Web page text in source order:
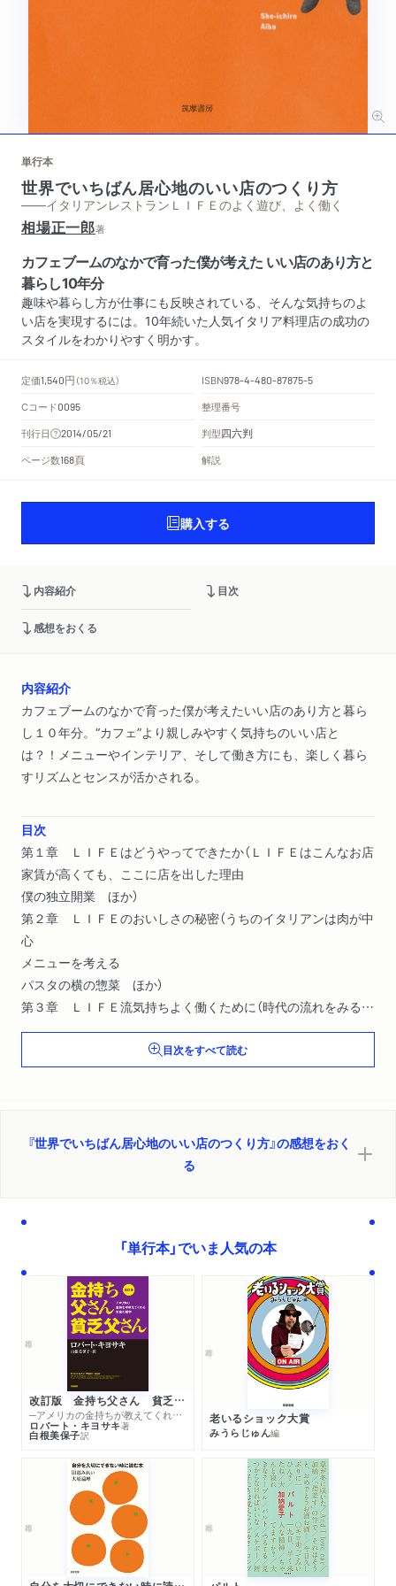
単行本
世界でいちばん居心地のいい店のつくり方
——イタリアンレストランＬＩＦＥのよく遊び、よく働く
相場正一郎著
カフェブームのなかで育った僕が考えた いい店のあり方と
暮らし10年分
趣味や暮らし方が仕事にも反映されている、そんな気持ちのよ
い店を実現するには。10年続いた人気イタリア料理店の成功の
スタイルをわかりやすく明かす。
定価1,540円 （10％税込） ISBN978-4-480-87875-5
Cコード0095
整理番号
刊行日
2014/05/21 判型四六判
ページ数168頁 解説
購入する
内容紹介 目次
感想をおくる
内容紹介
カフェブームのなかで育った僕が考えたいい店のあり方と暮ら
し１０年分。“カフェ”より親しみやすく気持ちのいい店と
は？！メニューやインテリア、そして働き方にも、楽しく暮ら
すリズムとセンスが活かされる。
目次
第１章 ＬＩＦＥはどうやってできたか（ＬＩＦＥはこんなお店
家賃が高くても、ここに店を出した理由
僕の独立開業 ほか）
第２章 ＬＩＦＥのおいしさの秘密（うちのイタリアンは肉が中
心
メニューを考える
パスタの横の惣菜 ほか）
第３章 ＬＩＦＥ流気持ちよく働くために（時代の流れをみるこ
と
子どもが生まれて ほか）
目次をすべて読む
『世界でいちばん居心地のいい店のつくり方』の感想をおく
る
「単行本」でいま人気の本
改訂版 金持ち父さん 貧乏父さん
─アメリカの金持ちが教えてくれるお金の哲学
ロバート・キヨサキ著
白根美保子訳
老いるショック大賞
みうらじゅん編